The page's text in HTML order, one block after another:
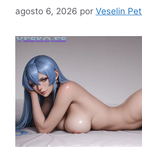
agosto 6, 2026 por Veselin